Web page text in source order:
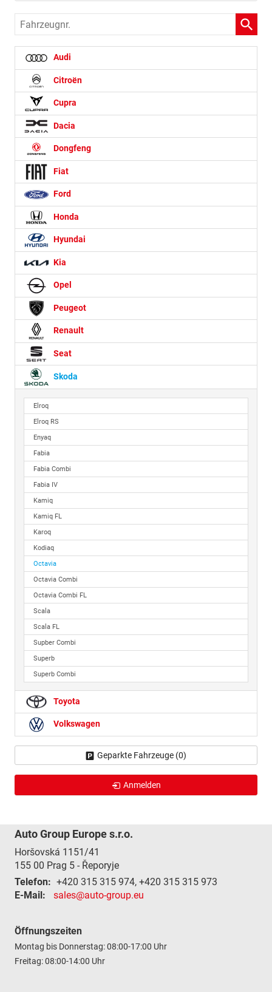
Fahrzeugnr.
Audi
Citroën
Cupra
Dacia
Dongfeng
Fiat
Ford
Honda
Hyundai
Kia
Opel
Peugeot
Renault
Seat
Skoda
Elroq
Elroq RS
Enyaq
Fabia
Fabia Combi
Fabia IV
Kamiq
Kamiq FL
Karoq
Kodiaq
Octavia
Octavia Combi
Octavia Combi FL
Scala
Scala FL
Supber Combi
Superb
Superb Combi
Toyota
Volkswagen
Geparkte Fahrzeuge (0)
Anmelden
Auto Group Europe s.r.o.
Horšovská 1151/41
155 00 Prag 5 - Řeporyje
Telefon: +420 315 315 974, +420 315 315 973
E-Mail:
sales@auto-group.eu
Öffnungszeiten
Montag bis Donnerstag: 08:00-17:00 Uhr
Freitag: 08:00-14:00 Uhr